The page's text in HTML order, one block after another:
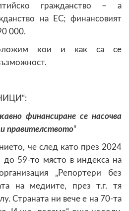
гражданство – а
на ЕС; финансовият
000.
кои и как са се
финансиране се насочва
правителството“
че след като през 2024
до 59-то място в индекса на
„Репортери без
на медиите, през т.г. тя
Страната ни вече е на 70-та